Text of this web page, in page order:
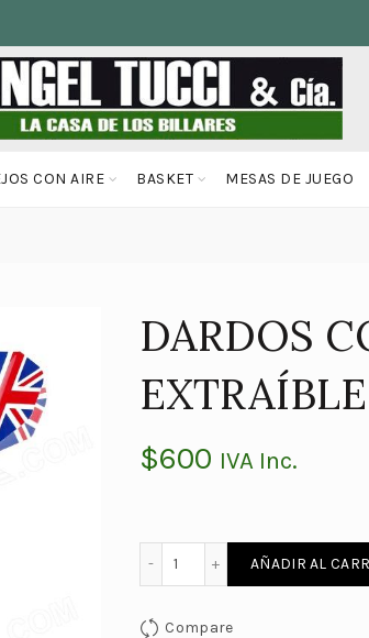
CON AIRE BASKET MESAS DE JUEGO
DARDOS
EXTRAÍBLE
$600 IVA Inc.
DARDOS CON PLUMA
AÑADIR AL
Compare